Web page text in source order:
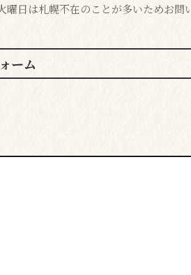
曜日は札幌不在のことが多いためお問
ーム